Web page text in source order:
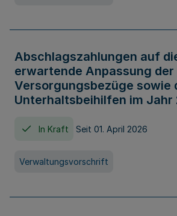
Abschlagszahlungen auf
erwartende Anpassung der
Versorgungsbezüge sowie
Unterhaltsbeihilfen im Jahr
In Kraft Seit 01. April 2026
Verwaltungsvorschrift